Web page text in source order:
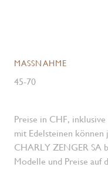
MASSNAHME
45-70
Preise in CHF,
mit Edelsteinen
CHARLY ZENGER SA
Modelle und Preise auf